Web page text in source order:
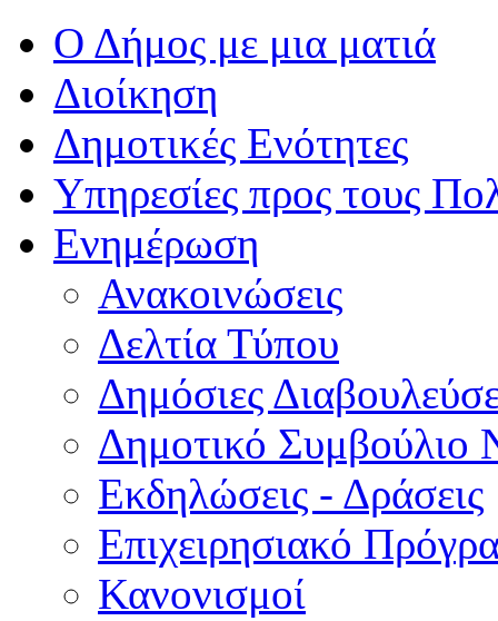
Ο Δήμος με μια ματιά
Διοίκηση
Δημοτικές Ενότητες
Υπηρεσίες προς τους
Ενημέρωση
Ανακοινώσεις
Δελτία Τύπου
Δημόσιες
Δημοτικό Συμβούλιο
Εκδηλώσεις - Δράσεις
Επιχειρησιακό
Κανονισμοί